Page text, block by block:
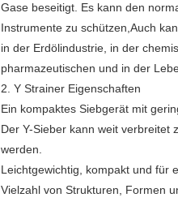
Gase beseitigt. Es kann den
Instrumente zu schützen,Auch
in der Erdölindustrie, in der
pharmazeutischen und in der
2. Y Strainer Eigenschaften
Ein kompaktes Siebgerät mit
Der Y-Sieber kann weit verbreitet
werden.
Leichtgewichtig, kompakt und für
Vielzahl von Strukturen, Formen